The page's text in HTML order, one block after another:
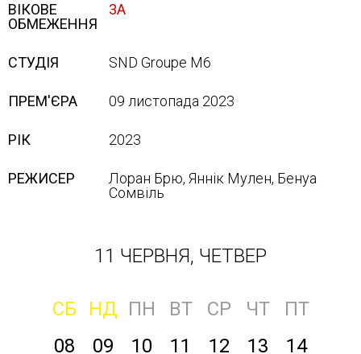
ВІКОВЕ
ОБМЕЖЕННЯ
3А
СТУДІЯ SND Groupe M6
ПРЕМ'ЄРА 09 листопада 2023
РІК 2023
РЕЖИСЕР
Лоран Брю, Яннік Мулен, Бенуа
Сомвіль
11 ЧЕРВНЯ, ЧЕТВЕР
СБ НД ПН ВТ СР ЧТ
ПТ
08
09 10 11 12 13 14